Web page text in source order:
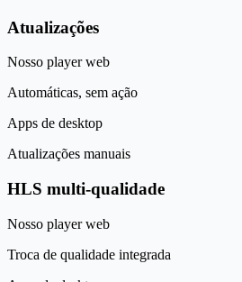
Atualizações
Nosso player web
Automáticas, sem ação
Apps de desktop
Atualizações manuais
HLS multi-qualidade
Nosso player web
Troca de qualidade integrada